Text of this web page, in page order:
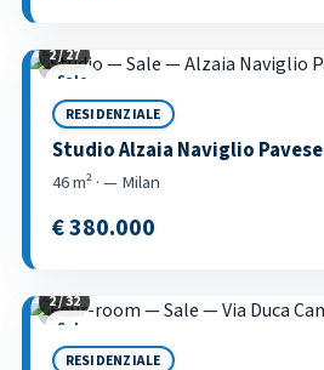
‹
2 / 27
Sale
RESIDENZIALE
Studio Alzaia Naviglio Pavese
46 m² · — Milan
€ 380.000
‹
2 / 32
Sale
RESIDENZIALE